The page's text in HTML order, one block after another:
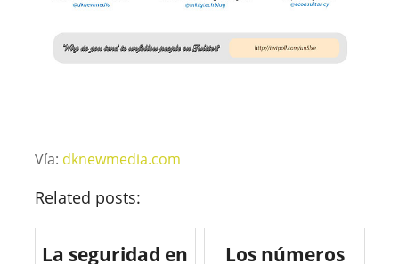
Vía: dknewmedia.com
Related posts:
La seguridad en Los números